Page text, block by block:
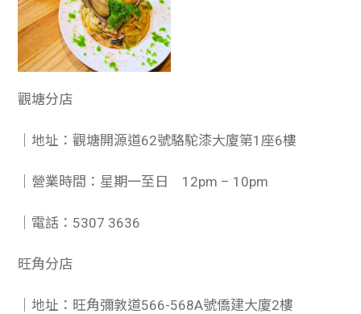
觀塘分店
｜地址：觀塘開源道62號駱駝漆大廈第1座6樓
｜營業時間：星期一至日 12pm – 10pm
｜電話：5307 3636
旺角分店
｜地址：旺角彌敦道566-568A號僑建大廈2樓